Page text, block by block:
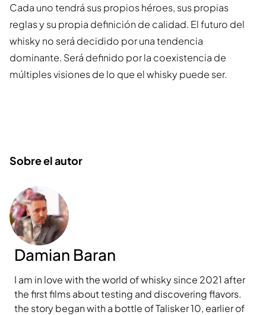
Cada uno tendrá sus propios héroes, sus propias
reglas y su propia definición de calidad. El futuro del
whisky no será decidido por una tendencia
dominante. Será definido por la coexistencia de
múltiples visiones de lo que el whisky puede ser.
Sobre el autor
Damian Baran
I am in love with the world of whisky since 2021 after
the first films about testing and discovering flavors.
the story began with a bottle of Talisker 10, earlier of